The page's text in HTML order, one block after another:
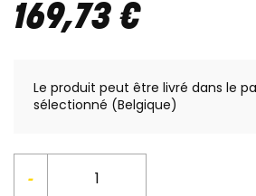
169,73 €
Le produit peut être livré dans le
sélectionné (Belgique)
-